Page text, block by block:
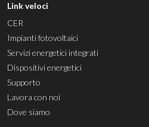
Link veloci
CER
Impianti fotovoltaici
Servizi energetici integrati
Dispositivi energetici
Supporto
Lavora con noi
Dove siamo